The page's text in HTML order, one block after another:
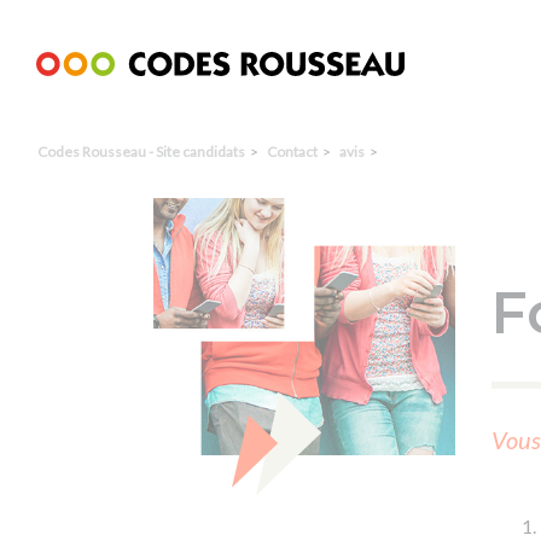
Codes Rousseau - Site candidats Contact avis